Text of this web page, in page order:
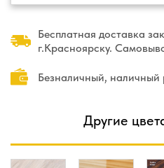
Бесплатная доставка
г.Красноярску.
Безналичный, наличный
Другие